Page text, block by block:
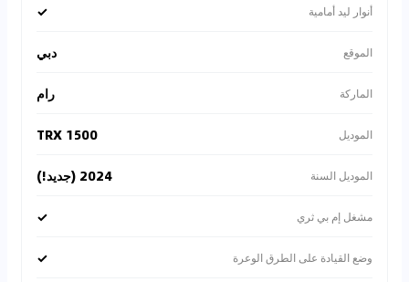
أنوار ليد أمامية ✓
الموقع دبي
الماركة رام
الموديل 1500 TRX
الموديل السنة 2024 (جديد!)
مشغل إم بي ثري ✓
وضع القيادة على الطرق الوعرة ✓